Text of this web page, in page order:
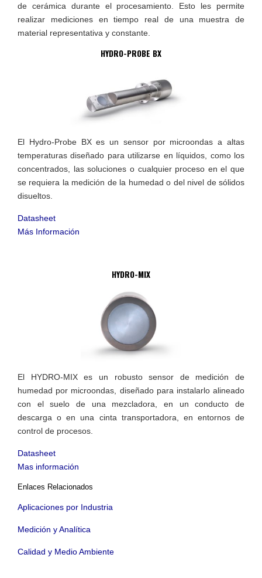
de cerámica durante el procesamiento. Esto les permite
realizar mediciones en tiempo real de una muestra de
material representativa y constante.
HYDRO-PROBE BX
El Hydro-Probe BX es un sensor por microondas a altas
temperaturas diseñado para utilizarse en líquidos, como los
concentrados, las soluciones o cualquier proceso en el que
se requiera la medición de la humedad o del nivel de sólidos
disueltos.
Datasheet
Más Información
HYDRO-MIX
El HYDRO-MIX es un robusto sensor de medición de
humedad por microondas, diseñado para instalarlo alineado
con el suelo de una mezcladora, en un conducto de
descarga o en una cinta transportadora, en entornos de
control de procesos.
Datasheet
Mas información
Enlaces Relacionados
Aplicaciones por Industria
Medición y Analítica
Calidad y Medio Ambiente